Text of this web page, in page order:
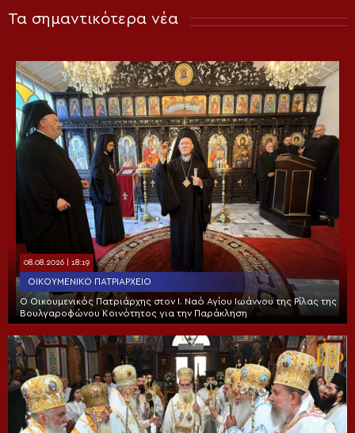
Τα σημαντικότερα νέα
08.08.2026 | 18:19
ΟΙΚΟΥΜΕΝΙΚΌ ΠΑΤΡΙΑΡΧΕΊΟ
Ο Οικουμενικός Πατριάρχης στον I. Ναό Αγίου Ιωάννου της Ρίλας της
Βουλγαροφώνου Κοινότητος για την Παράκληση